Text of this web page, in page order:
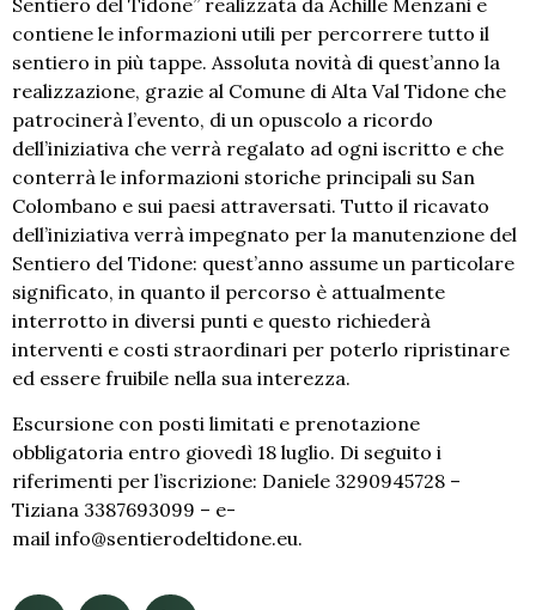
contiene le informazioni utili per percorrere tutto il
sentiero in più tappe. Assoluta novità di quest’anno la
realizzazione, grazie al Comune di Alta Val Tidone che
patrocinerà l’evento, di un opuscolo a ricordo
dell’iniziativa che verrà regalato ad ogni iscritto e che
conterrà le informazioni storiche principali su San
Colombano e sui paesi attraversati. Tutto il ricavato
dell’iniziativa verrà impegnato per la manutenzione del
Sentiero del Tidone: quest’anno assume un particolare
significato, in quanto il percorso è attualmente
interrotto in diversi punti e questo richiederà
interventi e costi straordinari per poterlo ripristinare
ed essere fruibile nella sua interezza.
Escursione con posti limitati e prenotazione
obbligatoria entro giovedì 18 luglio. Di seguito i
riferimenti per l’iscrizione: Daniele 3290945728 –
Tiziana 3387693099 – e-
mail info@sentierodeltidone.eu.